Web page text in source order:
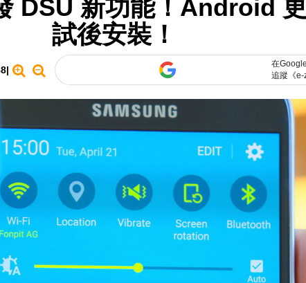
DSU 新功能！Android
試後安裝！
|
在Google
追蹤《e-